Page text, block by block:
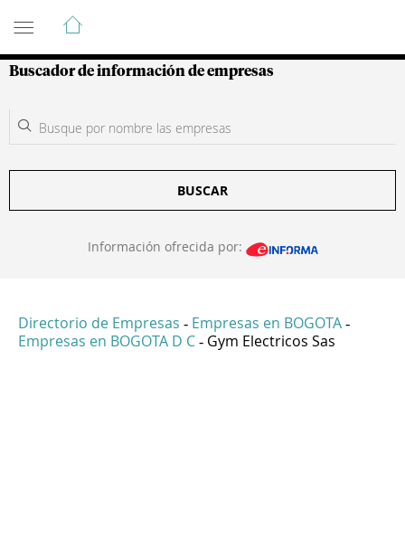
Guía de Empresas Colombianas
Buscador de información de empresas
BUSCAR
Información ofrecida por:
Directorio de Empresas - Empresas en BOGOTA -
Empresas en BOGOTA D C - Gym Electricos Sas